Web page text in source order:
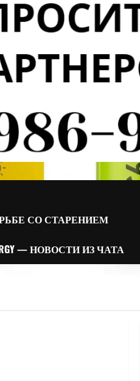
СО СТАРЕНИЕМ
— НОВОСТИ ИЗ ЧАТА